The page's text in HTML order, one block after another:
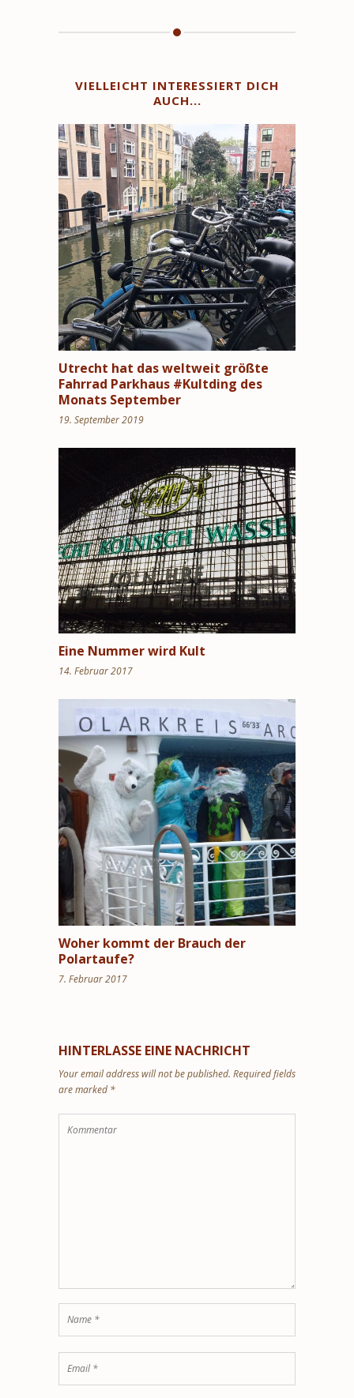
VIELLEICHT INTERESSIERT DICH
AUCH...
Utrecht hat das weltweit größte
Fahrrad Parkhaus #Kultding des
Monats September
19. September 2019
Eine Nummer wird Kult
14. Februar 2017
Woher kommt der Brauch der
Polartaufe?
7. Februar 2017
HINTERLASSE EINE NACHRICHT
Your email address will not be published. Required fields
are marked *